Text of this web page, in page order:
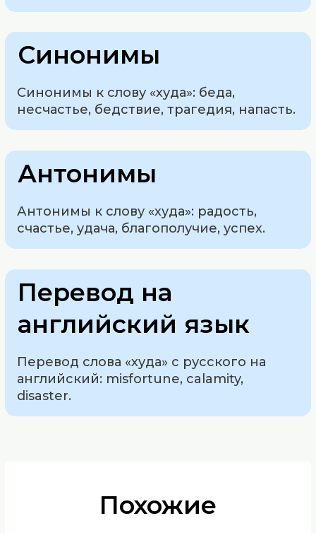
Синонимы
Синонимы к слову «худа»: беда,
несчастье, бедствие, трагедия, напасть.
Антонимы
Антонимы к слову «худа»: радость,
счастье, удача, благополучие, успех.
Перевод на
английский язык
Перевод слова «худа» с русского на
английский: misfortune, calamity,
disaster.
Похожие